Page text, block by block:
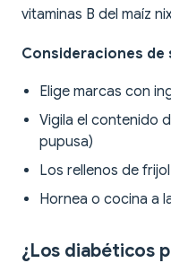
vitaminas B del maíz
Consideraciones de
Elige marcas con
Vigila el contenido
pupusa)
Los rellenos de
Hornea o cocina a
¿Los diabéticos